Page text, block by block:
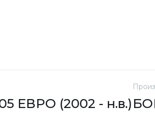
ЕВРО (2002 - н.в.)